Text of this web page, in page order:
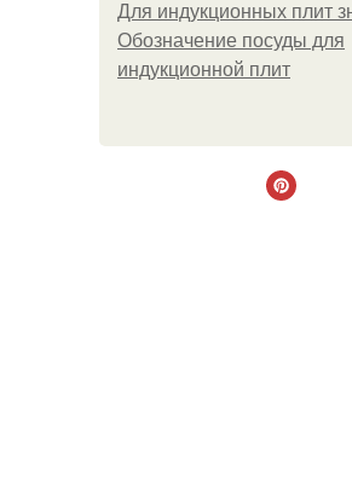
Для индукционных плит
Обозначение посуды для
индукционной плит